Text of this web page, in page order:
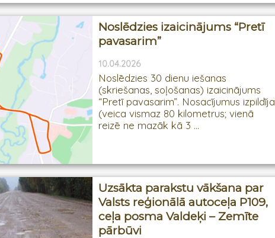
Noslēdzies izaicinājums “Pretī
pavasarim”
10.04.2026
Noslēdzies 30 dienu iešanas
(skriešanas, soļošanas) izaicinājums
“Pretī pavasarim”. Nosacījumus izpildīja
(veica vismaz 80 kilometrus; vienā
reizē ne mazāk kā 3 ...
Uzsākta parakstu vākšana par
Valsts reģionālā autoceļa P109,
ceļa posma Valdeķi – Zemīte
pārbūvi